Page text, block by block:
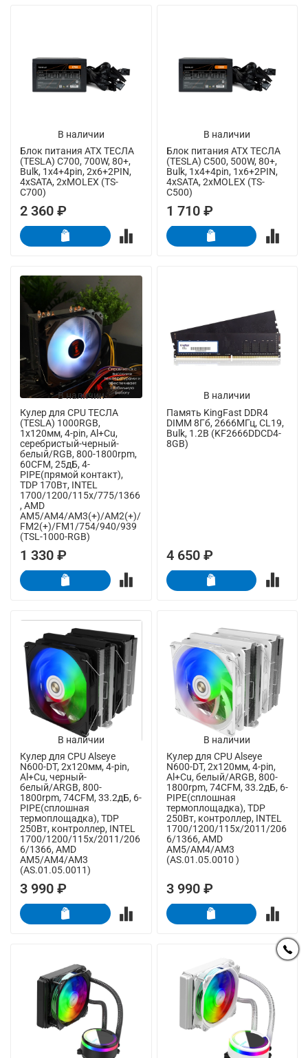
В наличии
Блок питания ATX ТЕСЛА
(TESLA) C700, 700W, 80+,
Bulk, 1x4+4pin, 2x6+2PIN,
4xSATA, 2xMOLEX (TS-
C700)
2 360 ₽
В наличии
Блок питания ATX ТЕСЛА
(TESLA) C500, 500W, 80+,
Bulk, 1x4+4pin, 1x6+2PIN,
4xSATA, 2xMOLEX (TS-
C500)
1 710 ₽
В наличии
Кулер для CPU ТЕСЛА
(TESLA) 1000RGB,
1х120мм, 4-pin, Al+Cu,
серебристый-черный-
белый/RGB, 800-1800rpm,
60CFM, 25дБ, 4-
PIPE(прямой контакт),
TDP 170Вт, INTEL
1700/1200/115x/775/1366
, AMD
AM5/AM4/AM3(+)/AM2(+)/
FM2(+)/FM1/754/940/939
(TSL-1000-RGB)
1 330 ₽
В наличии
Память KingFast DDR4
DIMM 8Гб, 2666МГц, CL19,
Bulk, 1.2В (KF2666DDCD4-
8GB)
4 650 ₽
В наличии
Кулер для CPU Alseye
N600-DT, 2х120мм, 4-pin,
Al+Cu, черный-
белый/ARGB, 800-
1800rpm, 74CFM, 33.2дБ, 6-
PIPE(сплошная
термоплощадка), TDP
250Вт, контроллер, INTEL
1700/1200/115x/2011/206
6/1366, AMD
AM5/AM4/AM3
(AS.01.05.0011)
3 990 ₽
В наличии
Кулер для CPU Alseye
N600-DT, 2х120мм, 4-pin,
Al+Cu, белый/ARGB, 800-
1800rpm, 74CFM, 33.2дБ, 6-
PIPE(сплошная
термоплощадка), TDP
250Вт, контроллер, INTEL
1700/1200/115x/2011/206
6/1366, AMD
AM5/AM4/AM3
(AS.01.05.0010 )
3 990 ₽